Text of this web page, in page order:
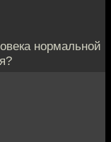
нормальной